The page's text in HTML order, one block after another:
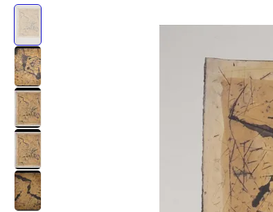
Pablo Picasso